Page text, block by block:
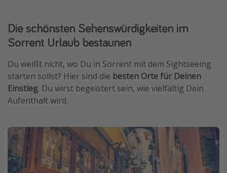
Die schönsten Sehenswürdigkeiten im
Sorrent Urlaub bestaunen
Du weißt nicht, wo Du in Sorrent mit dem Sightseeing
starten sollst? Hier sind die besten Orte für Deinen
Einstieg. Du wirst begeistert sein, wie vielfältig Dein
Aufenthalt wird.